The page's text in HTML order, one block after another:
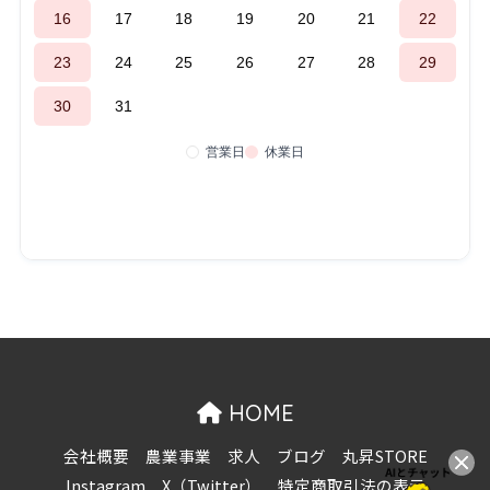
HOME
会社概要 農業事業 求人 ブログ
丸昇STORE
Instagram
X（Twitter） 特定商取引法の表示